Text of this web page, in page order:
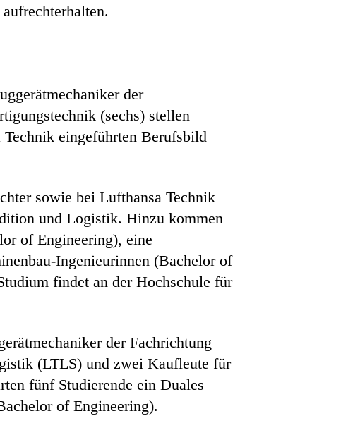
der
(sechs) stellen
eingeführten Berufsbild
sowie bei Lufthansa Technik
und Logistik. Hinzu kommen
of Engineering), eine
Ingenieurinnen (Bachelor of
findet an der Hochschule für
der Fachrichtung
(LTLS) und zwei Kaufleute für
fünf Studierende ein Duales
of Engineering).